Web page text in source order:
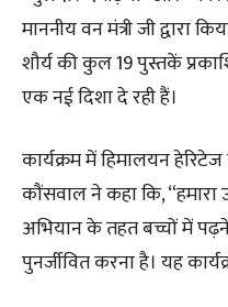
माननीय वन मंत्री जी द्वारा
शौर्य की कुल 19 पुस्तकें
एक नई दिशा दे रही हैं।
कार्यक्रम में हिमालयन
कौंसवाल ने कहा कि, “हमारा
अभियान के तहत बच्चों में
पुनर्जीवित करना है। यह